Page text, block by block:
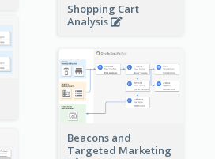
Shopping Cart
Analysis
Beacons and
Targeted Marketing